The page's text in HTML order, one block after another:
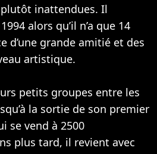
inattendues. Il
alors qu’il n’a que 14
d’une grande amitié et des
artistique.
petits groupes entre les
la sortie de son premier
se vend à 2500
plus tard, il revient avec